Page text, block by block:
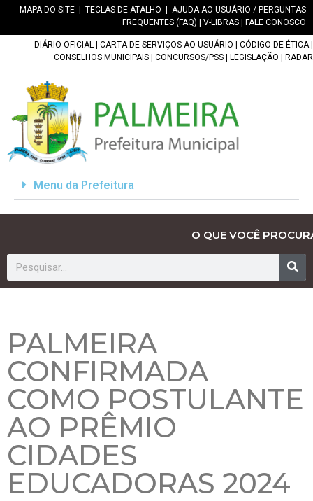
MAPA DO SITE TECLAS DE ATALHO
AJUDA AO USUÁRIO / PERGUNTAS
FREQUENTES (FAQ)
V-LIBRAS FALE CONOSCO
DIÁRIO OFICIAL CARTA DE SERVIÇOS AO USUÁRIO CÓDIGO DE ÉTICA|
CONSELHOS MUNICIPAIS
CONCURSOS/PSS LEGISLAÇÃO RADAR
Menu da Prefeitura
O QUE VOCÊ
PALMEIRA
CONFIRMADA
COMO POSTULANTE
AO PRÊMIO
CIDADES
EDUCADORAS 2024